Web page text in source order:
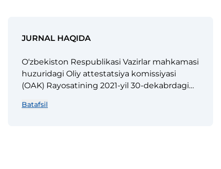
JURNAL HAQIDA
O‘zbekiston Respublikasi Vazirlar mahkamasi
huzuridagi Oliy attestatsiya komissiyasi
(OАK) Rayosatining 2021-yil 30-dekabrdagi
institutining “Maashinasozlik” ilmiy-texnika
Batafsil